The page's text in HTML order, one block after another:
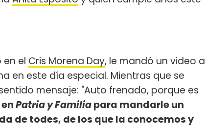
el Cris Morena Day, le mandó un video a
en este día especial. Mientras que se
mensaje: "Auto frenado, porque es
Patria y Familiapara mandarle un
de todes, de los que la conocemos y